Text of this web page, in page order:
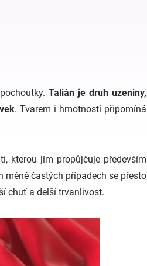
Talián je druh uzeniny,
. Tvarem i hmotností připomíná
kterou jim propůjčuje především
méně častých případech se přesto
chuť a delší trvanlivost.